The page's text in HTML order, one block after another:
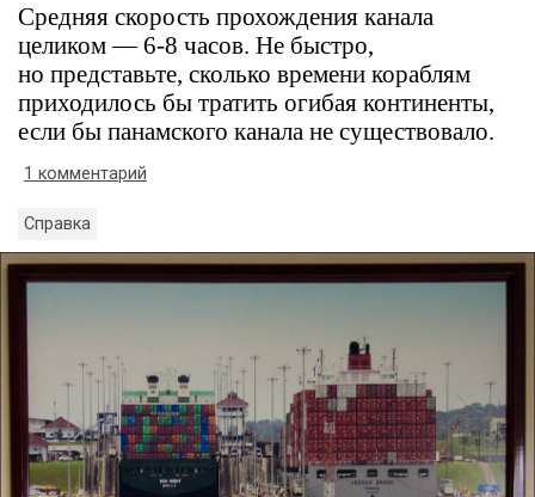
Средняя скорость прохождения канала
целиком — 6-8 часов. Не быстро,
но представьте, сколько времени кораблям
приходилось бы тратить огибая континенты,
если бы панамского канала не существовало.
1 комментарий
Справка